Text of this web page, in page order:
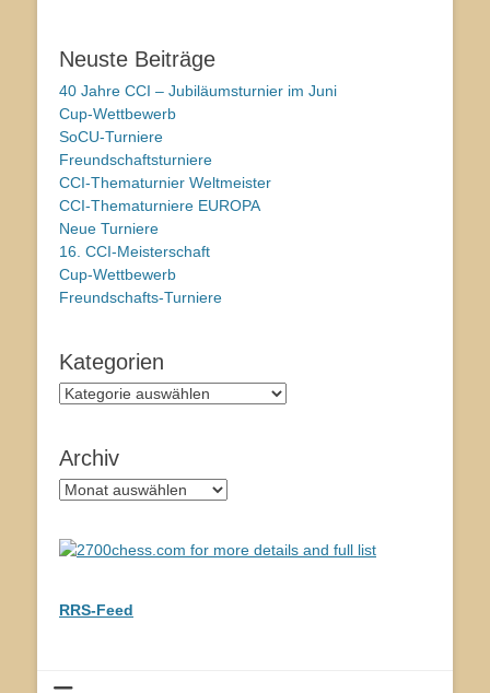
Neuste Beiträge
40 Jahre CCI – Jubiläumsturnier im Juni
Cup-Wettbewerb
SoCU-Turniere
Freundschaftsturniere
CCI-Thematurnier Weltmeister
CCI-Thematurniere EUROPA
Neue Turniere
16. CCI-Meisterschaft
Cup-Wettbewerb
Freundschafts-Turniere
Kategorien
Kategorien
Archiv
Archiv
RRS-Feed